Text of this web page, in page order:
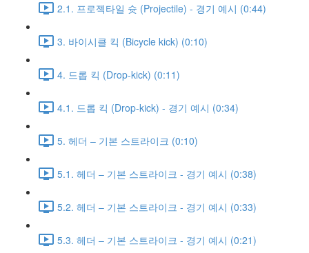
2.1. 프로젝타일 슛 (Projectile) - 경기 예시 (0:44)
3. 바이시클 킥 (Bicycle kick) (0:10)
4. 드롭 킥 (Drop-kick) (0:11)
4.1. 드롭 킥 (Drop-kick) - 경기 예시 (0:34)
5. 헤더 – 기본 스트라이크 (0:10)
5.1. 헤더 – 기본 스트라이크 - 경기 예시 (0:38)
5.2. 헤더 – 기본 스트라이크 - 경기 예시 (0:33)
5.3. 헤더 – 기본 스트라이크 - 경기 예시 (0:21)